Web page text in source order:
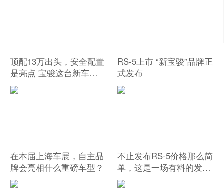
​顶配13万出头，安全配置
是亮点 宝骏这台新车真
划算！
RS-5上市 “新宝骏”品牌正
式发布
在本届上海车展，自主品
牌会亮相什么重磅车型？
不止发布RS-5价格那么简
单，这是一场有料的发布
会 | 品牌